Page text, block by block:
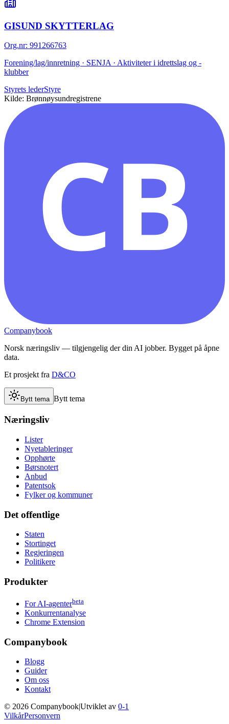
GISUND SKYTTERLAG
Org.nr: 991266763
Forening/lag/innretning · SENJA · Aktiviteter i idrettslag og -
klubber
Styrets lederStyre
Kilde: Brønnøysundregistrene
CB
Companybook
Norsk næringsliv — tilgjengelig der din AI jobber. Bygget på åpne
data.
Et prosjekt fra D&CO
Bytt tema Bytt tema
Næringsliv
Lister
Nyetableringer
Opphørte
Børsnotert
Anbud
Patentsok
Fylker og kommuner
Det offentlige
Staten
Stortinget
Regjeringen
Politikere
Produkter
For AI-agenterbeta
Konkurrentanalyse
Chrome Extension
Companybook
Blogg
Guider
Om oss
Kontakt
© 2026 CompanybookUtviklet av 0-1
VilkårPersonvern